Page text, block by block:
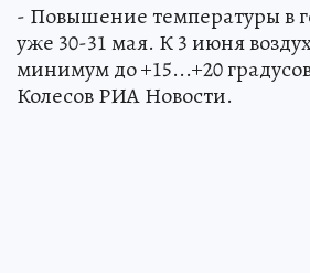
- Повышение температуры в
уже 30-31 мая. К 3 июня
минимум до +15...+20
Колесов РИА Новости.